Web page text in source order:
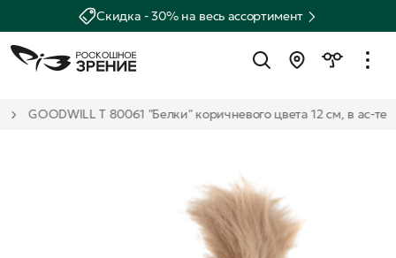
Скидка - 30% на весь ассортимент
GOODWILL T 80061 "Белки" коричневого цвета 12 см, в ас-те